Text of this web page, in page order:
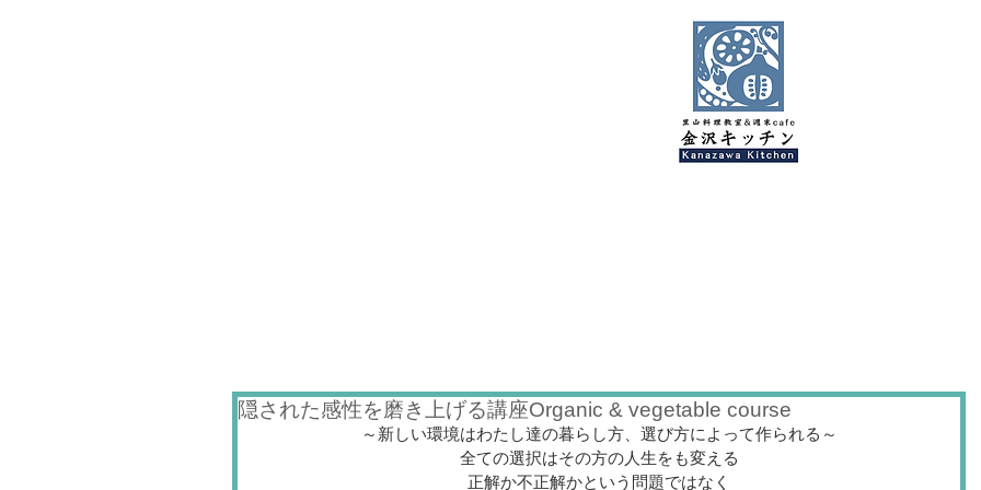
隠された感性を磨き上げる講座Organic & vegetable course
～新しい環境はわたし達の暮らし方、選び方によって作られる～
全ての選択はその方の人生をも変える
正解か不正解かという問題ではなく